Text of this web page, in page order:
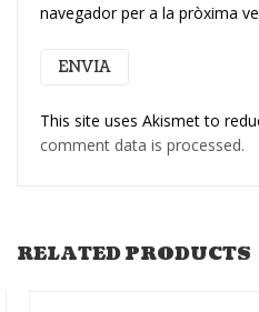
navegador per a la pròxima
This site uses Akismet to
comment data is processed.
RELATED PRODUCTS